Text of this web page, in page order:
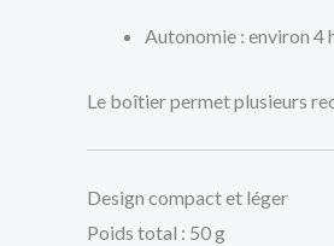
Autonomie : environ 4
Le boîtier permet plusieurs
Design compact et léger
Poids total : 50 g